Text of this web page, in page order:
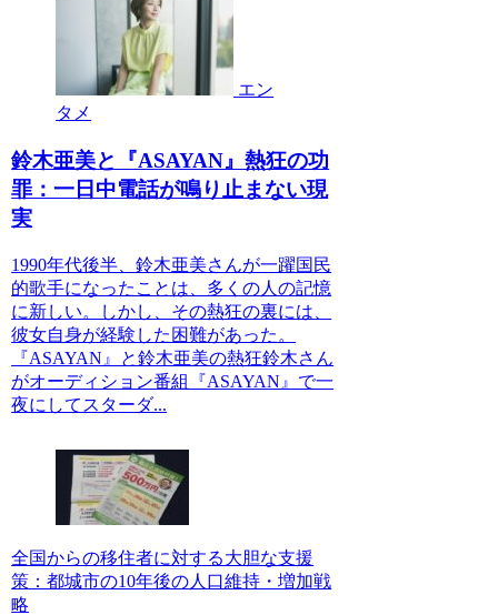
エン
タメ
鈴木亜美と『ASAYAN』熱狂の功
罪：一日中電話が鳴り止まない現
実
1990年代後半、鈴木亜美さんが一躍国民
的歌手になったことは、多くの人の記憶
に新しい。しかし、その熱狂の裏には、
彼女自身が経験した困難があった。
『ASAYAN』と鈴木亜美の熱狂鈴木さん
がオーディション番組『ASAYAN』で一
夜にしてスターダ...
全国からの移住者に対する大胆な支援
策：都城市の10年後の人口維持・増加戦
略